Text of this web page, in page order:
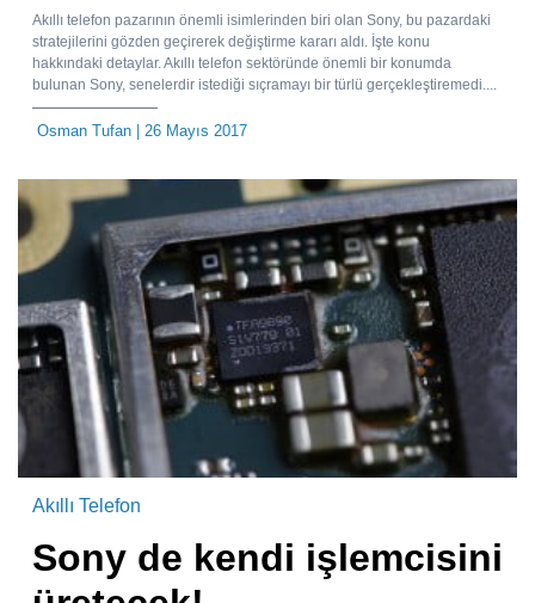
Akıllı telefon pazarının önemli isimlerinden biri olan Sony, bu pazardaki
stratejilerini gözden geçirerek değiştirme kararı aldı. İşte konu
hakkındaki detaylar. Akıllı telefon sektöründe önemli bir konumda
bulunan Sony, senelerdir istediği sıçramayı bir türlü gerçekleştiremedi....
Osman Tufan | 26 Mayıs 2017
Akıllı Telefon
Sony de kendi işlemcisini